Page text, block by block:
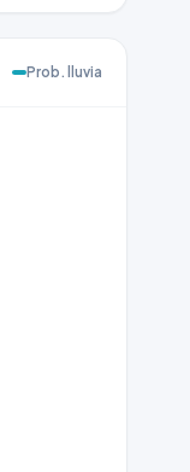
Prob. lluvia